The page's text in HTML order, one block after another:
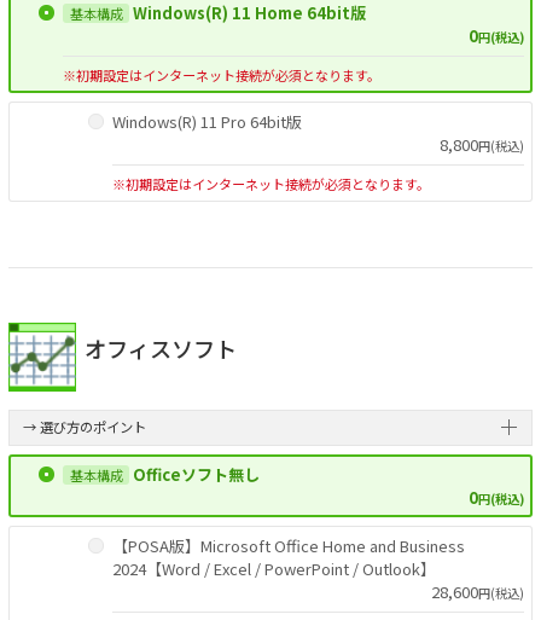
Windows(R) 11 Home 64bit版
0円(税込)
※初期設定はインターネット接続が必須となります。
Windows(R) 11 Pro 64bit版
8,800円(税込)
※初期設定はインターネット接続が必須となります。
オフィスソフト
→ 選び方のポイント
Officeソフト無し
0円(税込)
【POSA版】Microsoft Office Home and Business
2024【Word / Excel / PowerPoint / Outlook】
28,600円(税込)